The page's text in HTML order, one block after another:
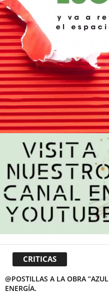
CRITICAS
@POSTILLAS A LA OBRA
ENERGÍA.